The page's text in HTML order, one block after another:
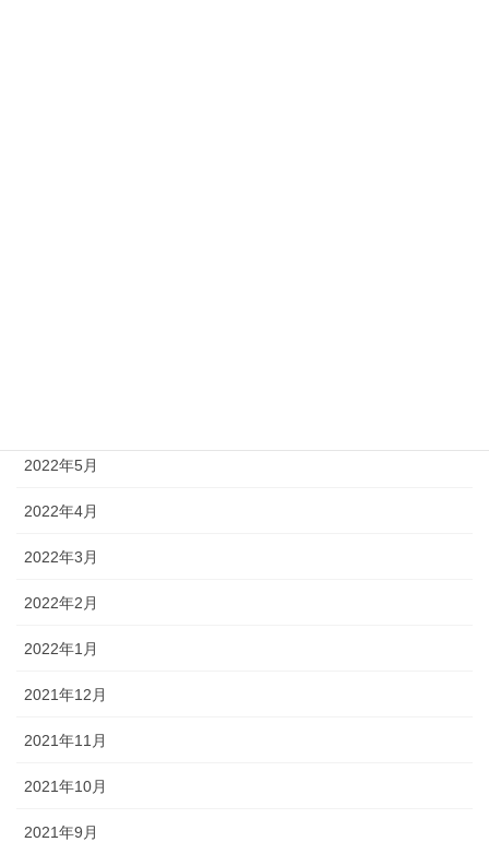
2022年5月
2022年4月
2022年3月
2022年2月
2022年1月
2021年12月
2021年11月
2021年10月
2021年9月